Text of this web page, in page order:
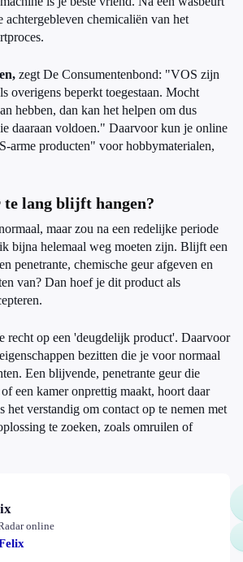
achtergebleven chemicaliën van het
zegt De Consumentenbond: "VOS zijn
overigens beperkt toegestaan. Mocht
hebben, dan kan het helpen om dus
daaraan voldoen." Daarvoor kun je online
arme producten" voor hobbymaterialen,
te lang blijft hangen?
maar zou na een redelijke periode
bijna helemaal weg moeten zijn. Blijft een
penetrante, chemische geur afgeven en
van? Dan hoef je dit product als
recht op een 'deugdelijk product'. Daarvoor
bezitten die je voor normaal
Een blijvende, penetrante geur die
een kamer onprettig maakt, hoort daar
het verstandig om contact op te nemen met
te zoeken, zoals omruilen of
online